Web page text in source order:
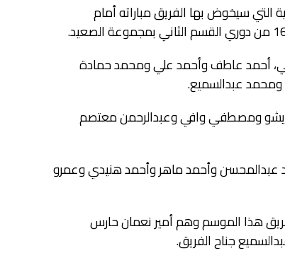
التي سيخوض بها الفريق مباراته أمام
حراس مرمي، أحمد عاطف وأحمد علي ومحمد حمادة
عبدالسميع.
ومصطفي وافي وعبدالرحمن معتصم
وأحمد ماهر وأحمد هنيدي وعمرو
مرة مع الفريق هذا الموسم وهم أمير نعمان حارس
جناح الفريق.